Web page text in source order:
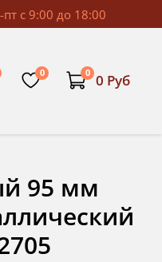
с 9:00 до 18:00
0 0 0 Руб
95 мм